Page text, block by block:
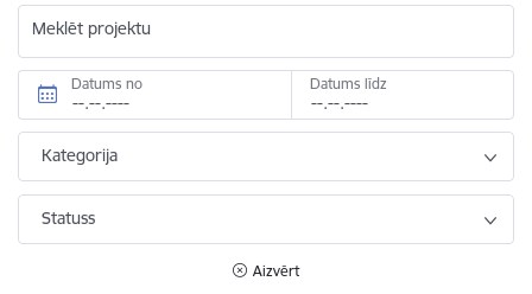
Meklēt projektu
Datums no Datums līdz
Kategorija
Statuss
Aizvērt